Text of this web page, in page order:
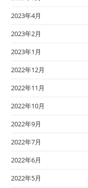
2023年4月
2023年2月
2023年1月
2022年12月
2022年11月
2022年10月
2022年9月
2022年7月
2022年6月
2022年5月